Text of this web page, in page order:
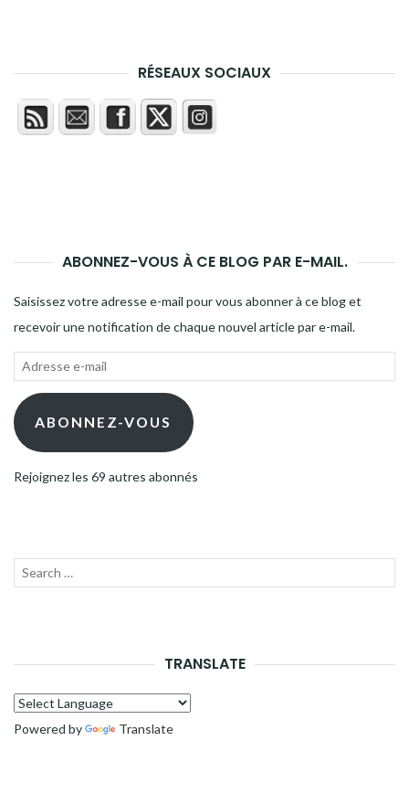
RÉSEAUX SOCIAUX
ABONNEZ-VOUS À CE BLOG PAR E-MAIL.
Saisissez votre adresse e-mail pour vous abonner à ce blog et
recevoir une notification de chaque nouvel article par e-mail.
Adresse
mail ABONNEZ-VOUS
Rejoignez les 69 autres abonnés
Recherche
TRANSLATE
Powered by Translate